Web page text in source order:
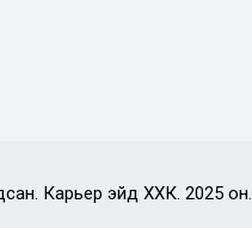
Карьер эйд ХХК. 2025 он.